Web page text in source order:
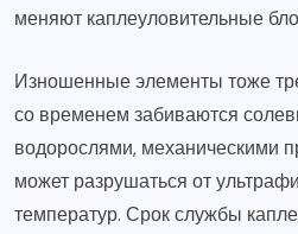
меняют каплеуловительные
Изношенные элементы тоже
со временем забиваются
водорослями, механическими
может разрушаться от
температур. Срок службы